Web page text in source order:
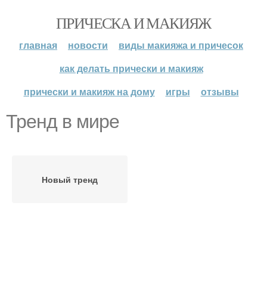
ПРИЧЕСКА И МАКИЯЖ
главная новости
виды макияжа и причесок
как делать прически и макияж
прически и макияж на дому
игры отзывы
Тренд в мире
Новый тренд